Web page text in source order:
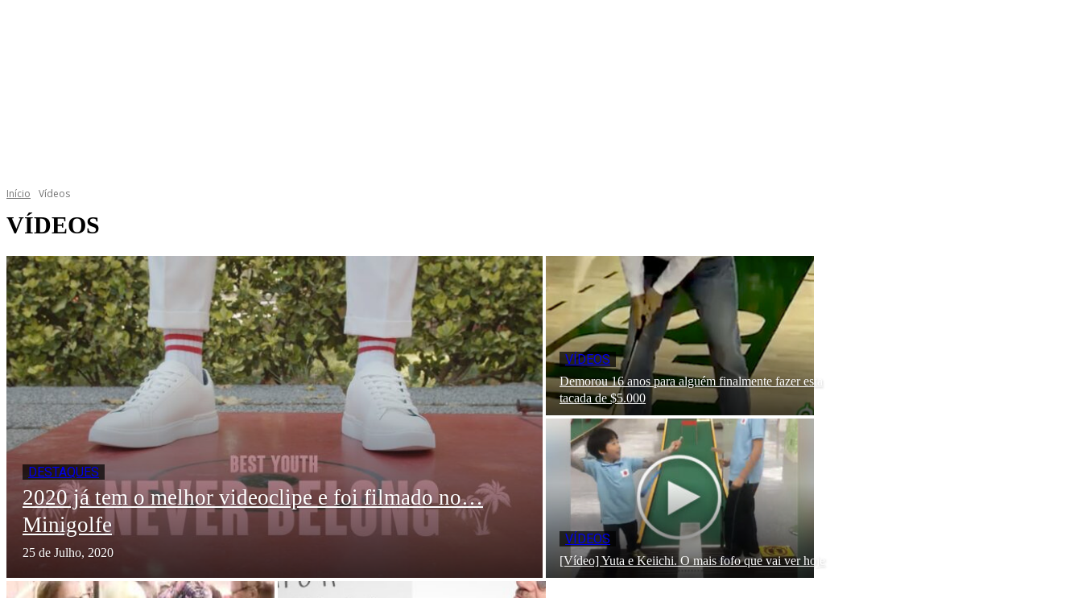
Início Vídeos
VÍDEOS
DESTAQUES
2020 já tem o melhor videoclipe e foi filmado no…
Minigolfe
25 de Julho, 2020
VÍDEOS
Demorou 16 anos para alguém finalmente fazer esta
tacada de $5.000
VÍDEOS
[Vídeo] Yuta e Keiichi. O mais fofo que vai ver hoje